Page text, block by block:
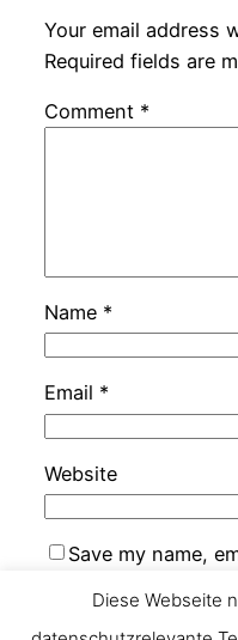
Your email address
Required fields are
Comment *
Name *
Email *
Website
Save my name,
Diese Webseite